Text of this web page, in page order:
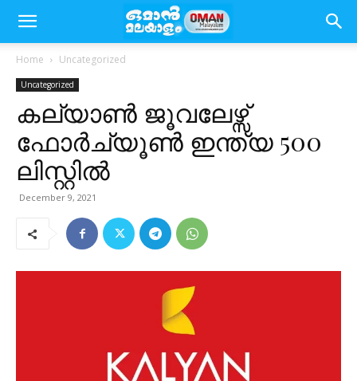
Home Uncategorized
Uncategorized
കല്യാണ്‍ ജൂവലേഴ്സ്
ഫോർച്യൂണ്‍ ഇന്ത്യ 500
ലിസ്റ്റില്‍
December 9, 2021